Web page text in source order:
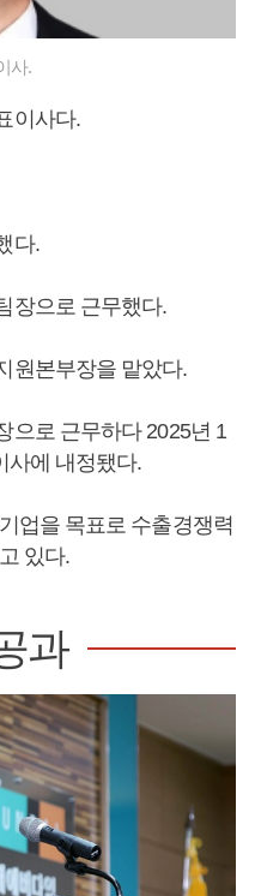
사.
이사다.
다.
장으로 근무했다.
원본부장을 맡았다.
으로 근무하다 2025년 1
사에 내정됐다.
업을 목표로 수출경쟁력
있다.
과